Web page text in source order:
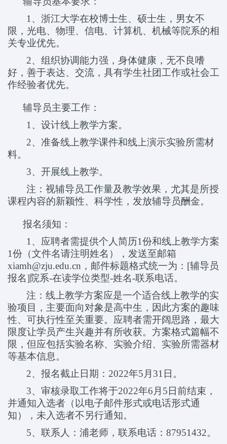
1 、浙江大学在校博士生、硕士生，男女不
限，光电、物理、信电、计算机、机械等院系的相
关专业优先。
2、组织协调能力强，身体健康，无不良嗜
好，善于表达、交流，具有学生社团工作或社会工
作经验者优先。
辅导员主要工作：
1 、设计线上教学方案。
2、准备线上教学课件和线上演示实验所需材
料。
3、开展线上教学。
注：视辅导员工作量及教学效果，尤其是所授
课程内容的新颖性、科学性，发放辅导员酬金。
报名须知：
1 、应聘者需提供个人简历1份和线上教学方案
1份（文件名请注明姓名），发送至邮箱
xiamh@zju.edu.cn ，邮件标题格式统一为： [辅导员
报名]院系-在读学位类型-姓名-联系电话。
注：线上教学方案应是一个适合线上教学的实
验项目，主要面向对象是高中生，因此方案的趣味
性、可执行性至关重要。应聘者需开阔思路，最大
限度让学员产生兴趣并有所收获。方案格式篇幅不
限，但应包括实验名称、实验介绍、实验所需器材
等基本信息。
2、报名截止日期： 2022年5 月 31 日。
3、审核录取工作将于2022年6 月 5日前结束，
并通知入选者（以电子邮件形式或电话形式通
知），未入选者不另行通知。
5、联系人：浦老师，联系电话： 87951432。